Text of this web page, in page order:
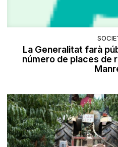
La Generalitat farà
número de places de